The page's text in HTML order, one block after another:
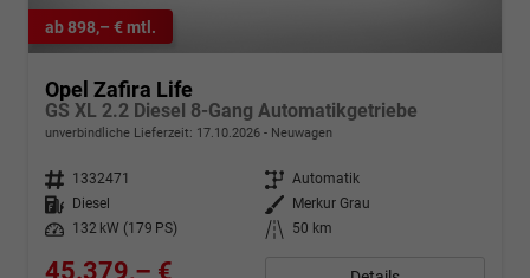
ab 898,– € mtl.
Opel Zafira Life
GS XL 2.2 Diesel 8-Gang Automatikgetriebe
unverbindliche Lieferzeit: 17.10.2026 Neuwagen
Fahrzeugnr. 1332471 Getriebe Automatik
Kraftstoff
Diesel Außenfarbe
Merkur Grau
Leistung
132 kW (179 PS) Kilometerstand 50 km
45.379,– €